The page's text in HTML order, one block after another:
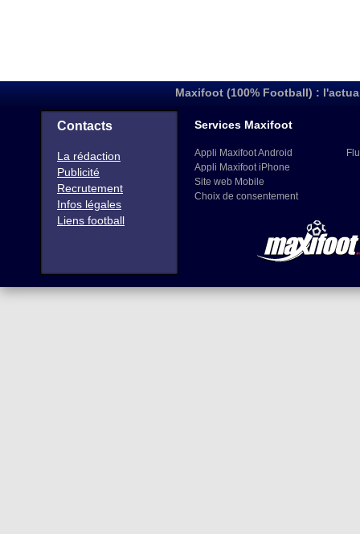
Maxifoot (100% Football) :
Contacts
La rédaction
Publicité
Recrutement
Infos légales
Liens football
Services Maxifoot
Appli Maxifoot Android
Appli Maxifoot iPhone
Site web Mobile
Choix de consentement